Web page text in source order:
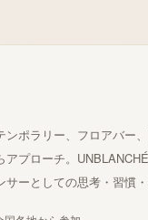
ポラリー、フロアバー
プローチ。
ーとしての思考・習慣・